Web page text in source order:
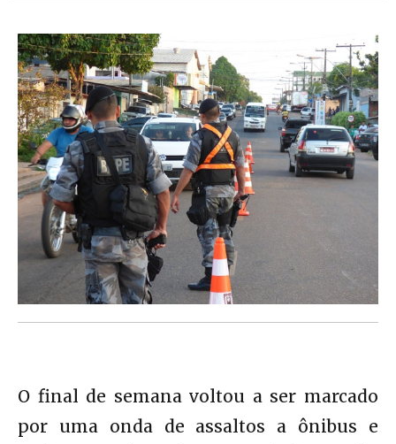
O final de semana voltou a ser marcado
por uma onda de assaltos a ônibus e